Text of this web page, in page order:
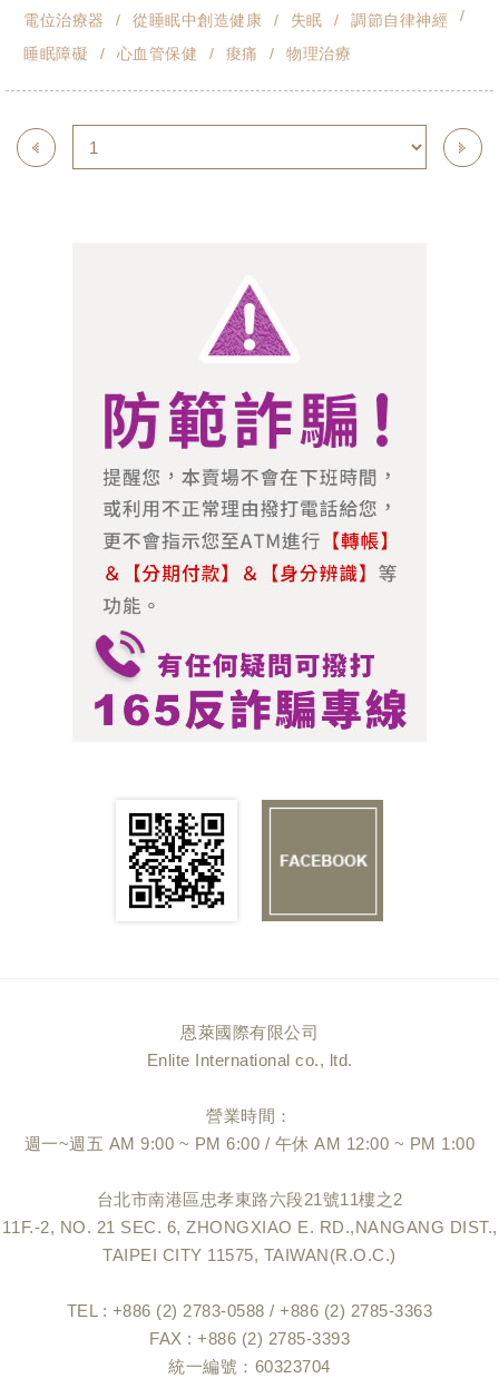
電位治療器
從睡眠中創造健康 失眠
調節自律神經
睡眠障礙
心血管保健 痠痛 物理治療
恩萊國際有限公司
Enlite International co., ltd.
營業時間：
週一~週五 AM 9:00 ~ PM 6:00 / 午休 AM 12:00 ~ PM 1:00
台北市南港區忠孝東路六段21號11樓之2
11F.-2, NO. 21 SEC. 6, ZHONGXIAO E. RD.,NANGANG DIST.,
TAIPEI CITY 11575, TAIWAN(R.O.C.)
TEL : +886 (2) 2783-0588 / +886 (2) 2785-3363
FAX : +886 (2) 2785-3393
統一編號：60323704